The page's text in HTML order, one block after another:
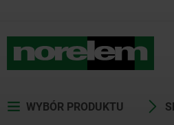
WYBÓR PRODUKTU